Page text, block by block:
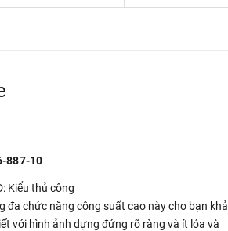
887-10
Kiểu thủ công
đa chức năng công suất cao này cho bạn khả
với hình ảnh dựng đứng rõ ràng và ít lóa và